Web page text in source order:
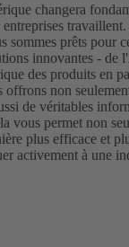
changera
prêts pour
innovantes - de
des produits en
offrons non
de véritables
vous permet non
plus efficace et
activement à une